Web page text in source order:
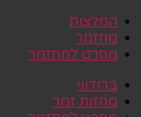
המלצות
מחזמר
מסרט למחזמר
ברודווי
מחזות זמר